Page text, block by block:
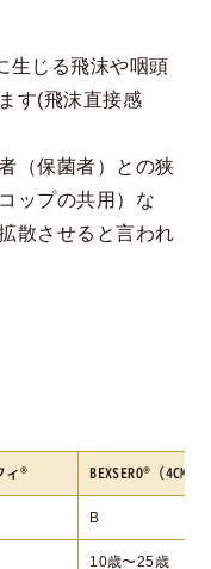
生じる飛沫や咽頭
す(飛沫直接感
（保菌者）との狭
ップの共用）な
散させると言われ
ィ®️ BEXSERO®️（
B
10歳〜25歳